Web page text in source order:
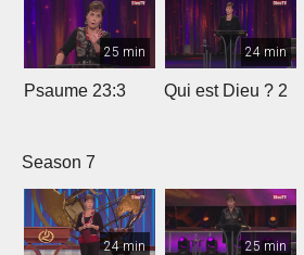
25 min
Psaume 23:3
24 min
Qui est Dieu ? 2
Season 7
24 min 25 min